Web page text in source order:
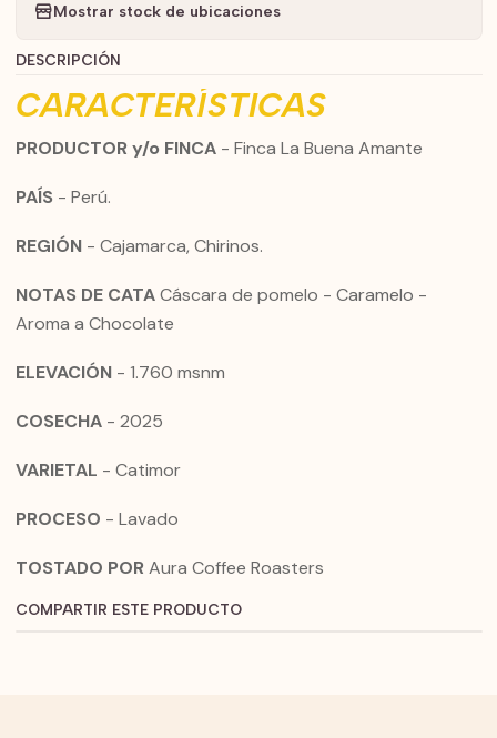
Mostrar stock de ubicaciones
DESCRIPCIÓN
CARACTERÍSTICAS
PRODUCTOR y/o FINCA - Finca La Buena Amante
PAÍS - Perú.
REGIÓN - Cajamarca, Chirinos.
NOTAS DE CATACáscara de pomelo - Caramelo -
Aroma a Chocolate
ELEVACIÓN - 1.760 msnm
COSECHA - 2025
VARIETAL - Catimor
PROCESO - Lavado
TOSTADO POR Aura Coffee Roasters
COMPARTIR ESTE PRODUCTO